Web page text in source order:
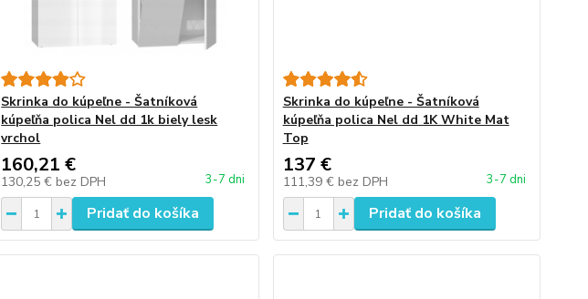
Skrinka do kúpeľne - Šatníková
kúpeľňa polica Nel dd 1k biely lesk
vrchol
160,21 €
130,25 € bez DPH 3-7 dni
Pridať do košíka
Skrinka do kúpeľne - Šatníková
kúpeľňa polica Nel dd 1K White Mat
Top
137 €
111,39 € bez DPH 3-7 dni
Pridať do košíka